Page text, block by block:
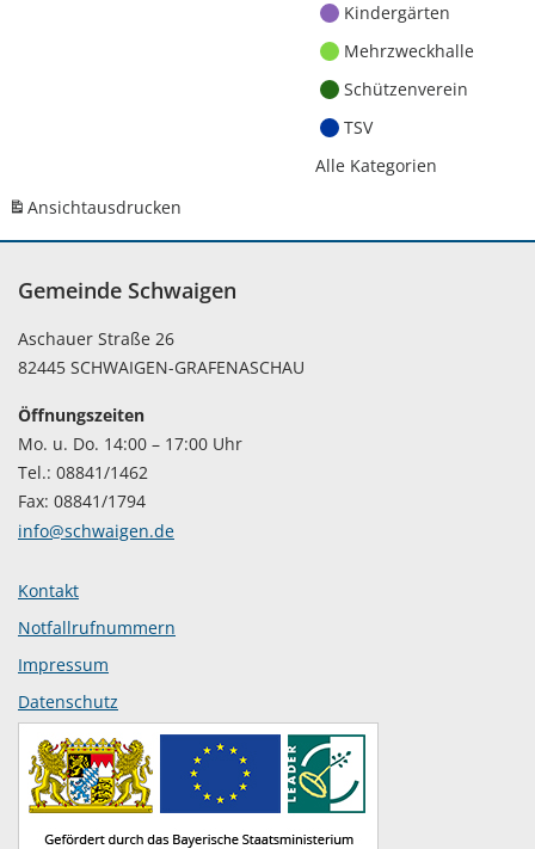
Kindergärten
Mehrzweckhalle
Schützenverein
TSV
Alle Kategorien
Ansichtausdrucken
Gemeinde Schwaigen
Aschauer Straße 26
82445 SCHWAIGEN-GRAFENASCHAU
Öffnungszeiten
Mo. u. Do. 14:00 – 17:00 Uhr
Tel.: 08841/1462
Fax: 08841/1794
info@schwaigen.de
Kontakt
Notfallrufnummern
Impressum
Datenschutz